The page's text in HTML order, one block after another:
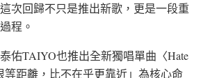
次回歸不只是推出新歌，更是一段重
程。
佑TAIYO也推出全新獨唱單曲〈Hate
等距離，比不在乎更靠近」為核心命